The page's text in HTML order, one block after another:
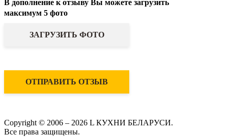
В дополнение к отзыву Вы можете загрузить
максимум 5 фото
ЗАГРУЗИТЬ ФОТО
ОТПРАВИТЬ ОТЗЫВ
Copyright © 2006 – 2026 L КУХНИ БЕЛАРУСИ.
Все права защищены.